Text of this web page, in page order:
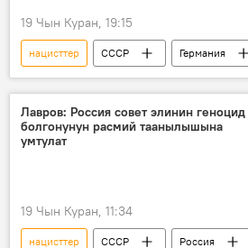
19 Чын Куран, 19:15
нацисттер СССР
Германия
Улуу Ата Мекендик согуш
геноцид
кыргын
Лавров: Россия совет элинин геноцид
болгонунун расмий таанылышына
умтулат
19 Чын Куран, 11:34
нацисттер СССР
Россия